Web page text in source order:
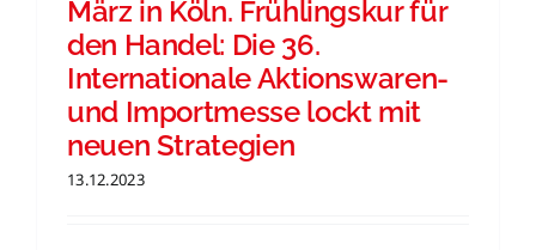
März in Köln. Frühlingskur für
den Handel: Die 36.
Internationale Aktionswaren-
und Importmesse lockt mit
neuen Strategien
13.12.2023